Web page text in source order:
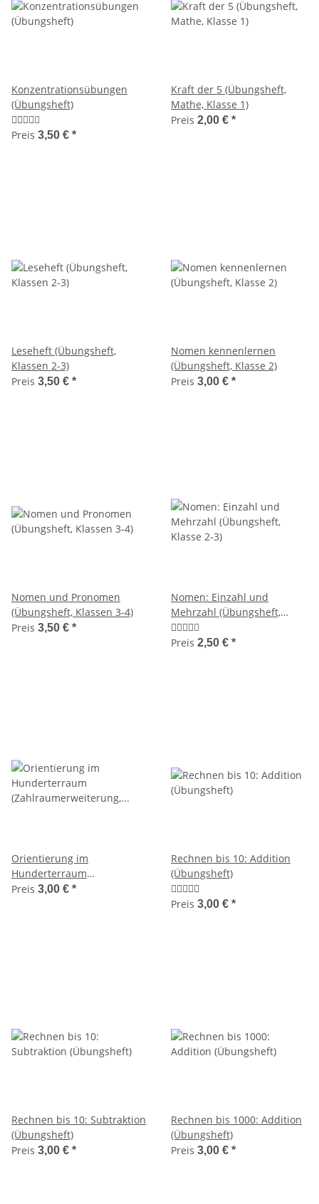
Konzentrationsübungen
(Übungsheft)
Preis 3,50 € *
Kraft der 5 (Übungsheft,
Mathe, Klasse 1)
Preis 2,00 € *
Leseheft (Übungsheft,
Klassen 2-3)
Preis 3,50 € *
Nomen kennenlernen
(Übungsheft, Klasse 2)
Preis 3,00 € *
Nomen und Pronomen
(Übungsheft, Klassen 3-4)
Preis 3,50 € *
Nomen: Einzahl und
Mehrzahl (Übungsheft,
Klasse 2-3)
Preis 2,50 € *
Orientierung im
Hunderterraum
(Zahlraumerweiterung,
Preis 3,00 € *
Rechnen bis 10: Addition
(Übungsheft)
Preis 3,00 € *
Rechnen bis 10: Subtraktion
(Übungsheft)
Preis 3,00 € *
Rechnen bis 1000: Addition
(Übungsheft)
Preis 3,00 € *